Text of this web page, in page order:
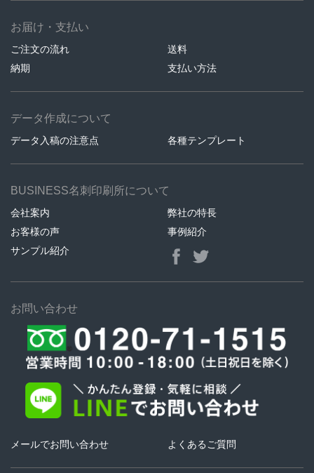
お届け・支払い
ご注文の流れ
送料
納期
支払い方法
データ作成について
データ入稿の注意点 各種テンプレート
BUSINESS名刺印刷所について
会社案内
弊社の特長
お客様の声
事例紹介
サンプル紹介
お問い合わせ
メールでお問い合わせ よくあるご質問